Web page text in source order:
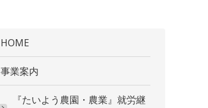
HOME
事業案内
『たいよう農園・農業』就労継